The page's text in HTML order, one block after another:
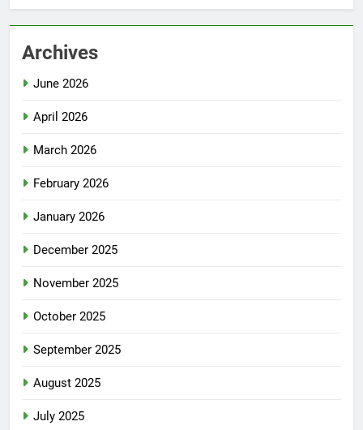
Archives
June 2026
April 2026
March 2026
February 2026
January 2026
December 2025
November 2025
October 2025
September 2025
August 2025
July 2025